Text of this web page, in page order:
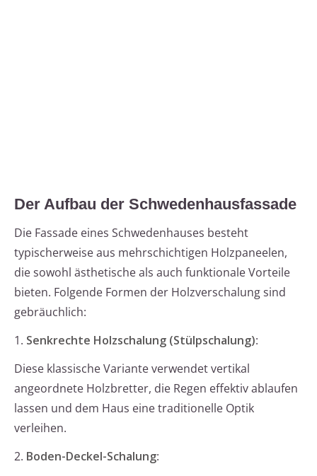
Der Aufbau der Schwedenhausfassade
Die Fassade eines Schwedenhauses besteht
typischerweise aus mehrschichtigen Holzpaneelen,
die sowohl ästhetische als auch funktionale Vorteile
bieten. Folgende Formen der Holzverschalung sind
gebräuchlich:
1. Senkrechte Holzschalung (Stülpschalung):
Diese klassische Variante verwendet vertikal
angeordnete Holzbretter, die Regen effektiv ablaufen
lassen und dem Haus eine traditionelle Optik
verleihen.
2. Boden-Deckel-Schalung: